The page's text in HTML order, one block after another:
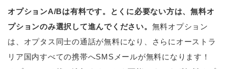
オプションA/Bは有料です。とくに必要ない方は、無料オ
プションのみ選択して進んでください。 無料オプション
は、オプタス同士の通話が無料になり、さらにオーストラ
リア国内すべての携帯へSMSメールが無料になります！